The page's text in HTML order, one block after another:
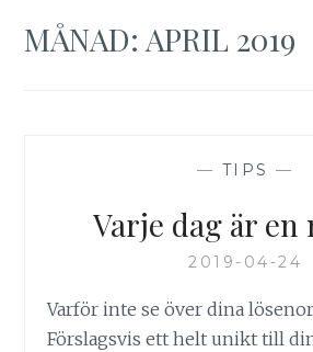
MÅNAD: APRIL 2019
— TIPS —
Varje dag är en
2019-04-24
Varför inte se över dina
Förslagsvis ett helt unikt till